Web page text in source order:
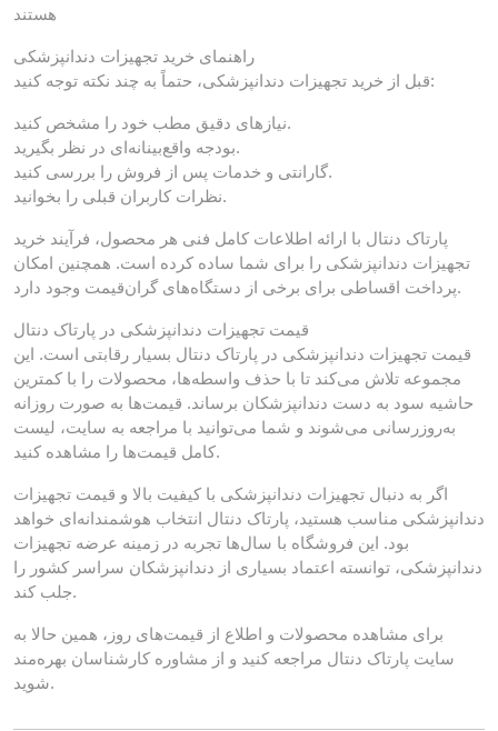
هستند
راهنمای خرید تجهیزات دندانپزشکی
قبل از خرید تجهیزات دندانپزشکی، حتماً به چند نکته توجه کنید:
نیازهای دقیق مطب خود را مشخص کنید.
بودجه واقع‌بینانه‌ای در نظر بگیرید.
گارانتی و خدمات پس از فروش را بررسی کنید.
نظرات کاربران قبلی را بخوانید.
پارتاک دنتال با ارائه اطلاعات کامل فنی هر محصول، فرآیند خرید
تجهیزات دندانپزشکی را برای شما ساده کرده است. همچنین امکان
پرداخت اقساطی برای برخی از دستگاه‌های گران‌قیمت وجود دارد.
قیمت تجهیزات دندانپزشکی در پارتاک دنتال
قیمت تجهیزات دندانپزشکی در پارتاک دنتال بسیار رقابتی است. این
مجموعه تلاش می‌کند تا با حذف واسطه‌ها، محصولات را با کمترین
حاشیه سود به دست دندانپزشکان برساند. قیمت‌ها به صورت روزانه
به‌روزرسانی می‌شوند و شما می‌توانید با مراجعه به سایت، لیست
کامل قیمت‌ها را مشاهده کنید.
اگر به دنبال تجهیزات دندانپزشکی با کیفیت بالا و قیمت تجهیزات
دندانپزشکی مناسب هستید، پارتاک دنتال انتخاب هوشمندانه‌ای خواهد
بود. این فروشگاه با سال‌ها تجربه در زمینه عرضه تجهیزات
دندانپزشکی، توانسته اعتماد بسیاری از دندانپزشکان سراسر کشور را
جلب کند.
برای مشاهده محصولات و اطلاع از قیمت‌های روز، همین حالا به
سایت پارتاک دنتال مراجعه کنید و از مشاوره کارشناسان بهره‌مند
شوید.